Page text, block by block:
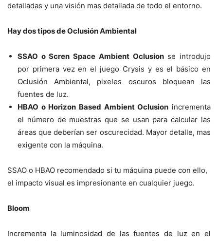
detalladas y una visión mas detallada de todo el entorno.
Hay dos tipos de Oclusión Ambiental
SSAO o Scren Space Ambient Oclusionse introdujo
por primera vez en el juego Crysis y es el básico en
Oclusión Ambiental, pixeles oscuros bloquean las
fuentes de luz.
HBAO o Horizon Based Ambient Oclusion incrementa
el número de muestras que se usan para calcular las
áreas que deberían ser oscurecidad. Mayor detalle, mas
exigente con la máquina.
SSAO o HBAO recomendado si tu máquina puede con ello,
el impacto visual es impresionante en cualquier juego.
Bloom
Incrementa la luminosidad de las fuentes de luz en el